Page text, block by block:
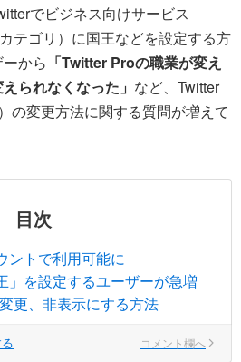
でビジネス向けサービス
テゴリ）に国王などを設定する方
から 「Twitter Proの職業が変え
られなくなった」 など、Twitter
の変更方法に関する質問が増えて
目次
ントで利用可能に
」を設定するユーザーが急増
更、非表示にする方法
コメント欄へ